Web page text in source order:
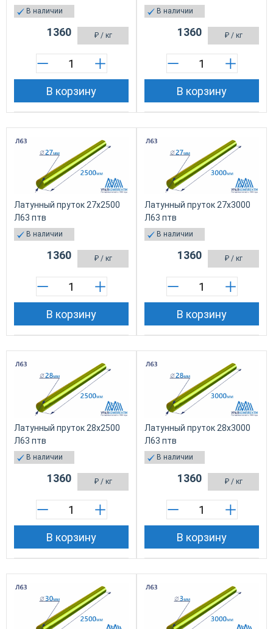
В наличии
₽ / кг
1360
В корзину
В наличии
₽ / кг
1360
В корзину
Латунный пруток 27х2500
Л63 птв
В наличии
₽ / кг
1360
В корзину
Латунный пруток 27х3000
Л63 птв
В наличии
₽ / кг
1360
В корзину
Латунный пруток 28х2500
Л63 птв
В наличии
₽ / кг
1360
В корзину
Латунный пруток 28х3000
Л63 птв
В наличии
₽ / кг
1360
В корзину